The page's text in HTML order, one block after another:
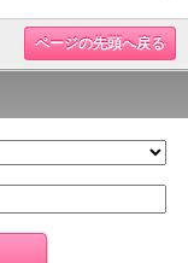
ページの先頭へ戻る